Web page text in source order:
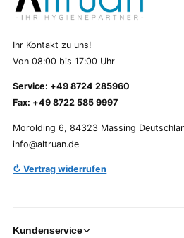
Ihr Kontakt zu uns!
Von 08:00 bis 17:00 Uhr
Service: +49 8724 285960
Fax: +49 8722 585 9997
Morolding 6, 84323 Massing
info@altruan.de
↻ Vertrag widerrufen
Kundenservice